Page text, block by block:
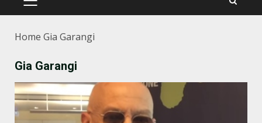
PRIMÄRES
Home Gia Garangi
Gia Garangi